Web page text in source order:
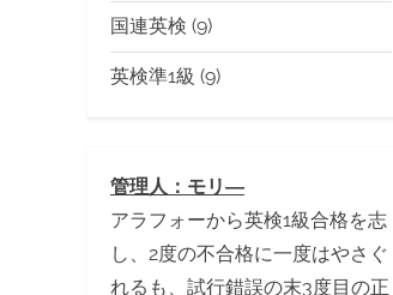
国連英検 (9)
英検準1級 (9)
管理人：モリ―
アラフォーから英検1級合格を志
し、2度の不合格に一度はやさぐ
れるも、試行錯誤の末3度目の正